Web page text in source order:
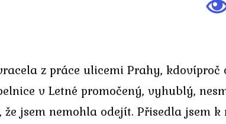
z práce ulicemi Prahy,
v Letné promočený, vyhublý,
jsem nemohla odejít. Přisedla jsem